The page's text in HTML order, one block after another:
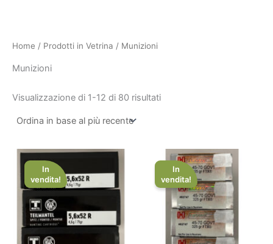
Home / Prodotti in Vetrina / Munizioni
Munizioni
Visualizzazione di 1-24 di 80 risultati
In
vendita!
Il
prezzo
originale
era:
89,00 €.
Il
attuale
è:
In
vendita!
Il
prezzo
originale
era:
74,00 €.
Il
prezzo
attuale
è:
50,00 €.